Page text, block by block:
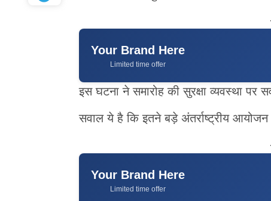
Your Brand Here
Limited time offer
इस घटना ने समारोह की सुरक्षा व्यवस्था पर
सवाल ये है कि इतने बड़े अंतर्राष्ट्रीय
Your Brand Here
Limited time offer